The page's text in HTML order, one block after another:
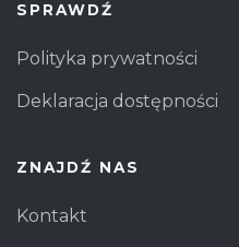
SPRAWDŹ
Polityka prywatności
Deklaracja dostępności
ZNAJDŹ NAS
Kontakt